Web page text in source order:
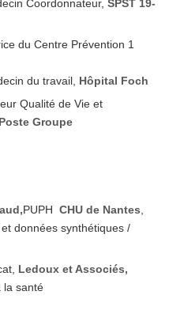
Coordonnateur, SPST 19-
du Centre Prévention 1
du travail, Hôpital Foch
Qualité de Vie et
Groupe
PUPH CHU de Nantes,
données synthétiques /
Ledoux et Associés,
la santé